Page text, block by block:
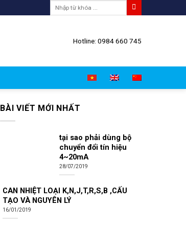
Hotline: 0984 660 745
BÀI VIẾT MỚI NHẤT
tại sao phải dùng bộ
chuyển đổi tín hiệu
4~20mA
28/07/2019
CAN NHIỆT LOẠI K,N,J,T,R,S,B ,CẤU
TẠO VÀ NGUYÊN LÝ
16/01/2019